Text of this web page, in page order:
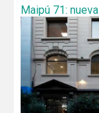
Maipú 71: